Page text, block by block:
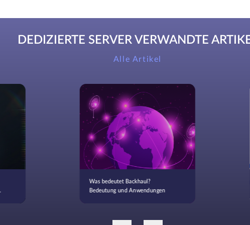
DEDIZIERTE SERVER VERWANDTE
Alle Artikel
Was bedeutet Backhaul?
Bedeutung und Anwendungen